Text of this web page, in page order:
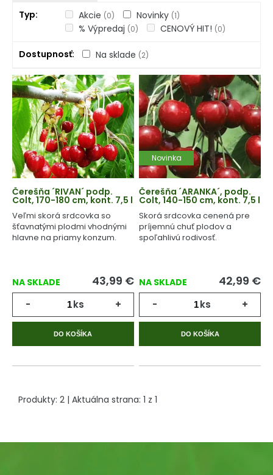
Typ Akcie (0) Novinky (1)
% Výpredaj (0) CENOVÝ HIT! (0)
Dostupnosť Na sklade (2)
Čerešňa ´RIVAN´ podp.
Colt, 170-180 cm, kont. 7,5 l
Veľmi skorá srdcovka so
šťavnatými plodmi vhodnými
hlavne na priamy konzum.
NA SKLADE 43,99 €
- ks +
DO KOŠÍKA
Novinka
Čerešňa ´ARANKA´, podp.
Colt, 140-150 cm, kont. 7,5 l
Skorá srdcovka cenená pre
príjemnú chuť plodov a
spoľahlivú rodivosť.
NA SKLADE 42,99 €
- ks +
DO KOŠÍKA
Produkty: 2 | Aktuálna strana: 1 z 1